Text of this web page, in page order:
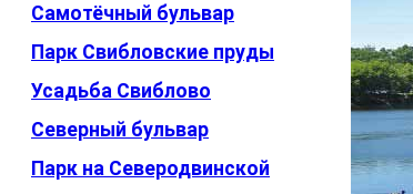
Самотёчный бульвар
Парк Свибловские пруды
Усадьба Свиблово
Северный бульвар
Парк на Северодвинской